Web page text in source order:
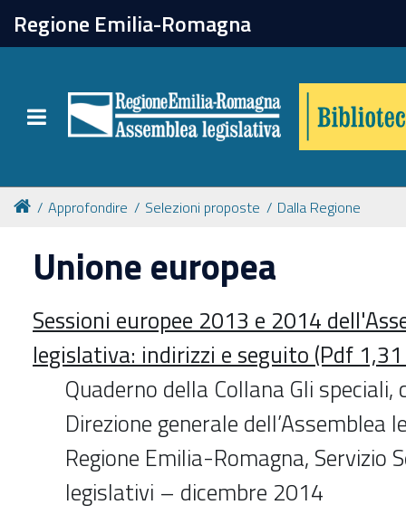
Regione Emilia-Romagna
Toggle navigation
chiudi
Catalogo online
Collezioni
Per approfondire
Appuntamenti
Prenotazione spazi
Approfondire Selezioni proposte Dalla Regione
Unione europea
Sessioni europee 2013 e 2014
legislativa: indirizzi e seguito (Pdf
Quaderno della Collana Gli
Direzione generale dell’Assemblea
Regione Emilia-Romagna, Servizio
legislativi – dicembre 2014